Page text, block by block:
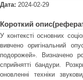
Дата: 2024-02-29
Короткий
У контексті основних
вивчено оригінальний
подорожей». Визначено
сприйнятті бандури.
оновленні техніки